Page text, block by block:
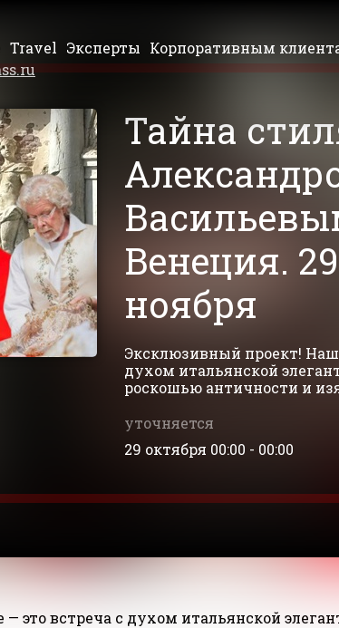
Travel Эксперты Корпоративным
Тайна
Венеция.
ноября
Эксклюзивный проект!
духом итальянской
роскошью античности и
уточняется
29 октября 00:00 - 00:00
это встреча с духом итальянской